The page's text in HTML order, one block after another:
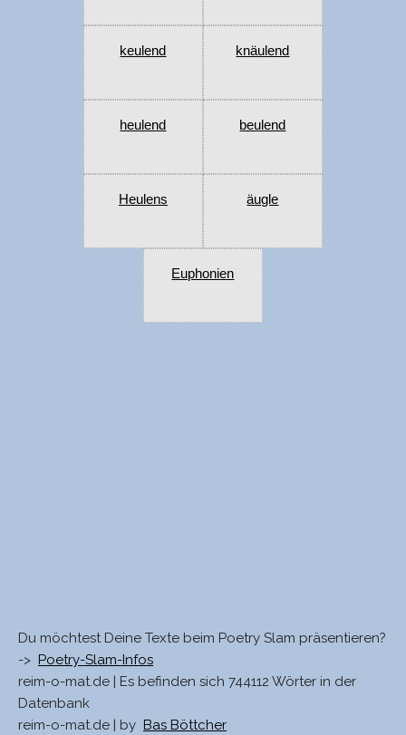
keulend knäulend
heulend beulend
Heulens äugle
Euphonien
Du möchtest Deine Texte beim Poetry Slam präsentieren?
-> Poetry-Slam-Infos
reim-o-mat.de | Es befinden sich 744112 Wörter in der
Datenbank
reim-o-mat.de | by Bas Böttcher